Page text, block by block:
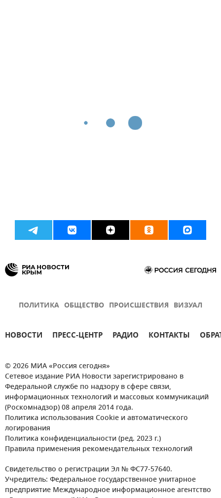
ПОЛИТИКА ОБЩЕСТВО ПРОИСШЕСТВИЯ ВИЗУАЛ
НОВОСТИ ПРЕСС-ЦЕНТР РАДИО КОНТАКТЫ
© 2026 МИА «Россия сегодня»
Сетевое издание РИА Новости зарегистрировано в
Федеральной службе по надзору в сфере связи,
информационных технологий и массовых коммуникаций
(Роскомнадзор) 08 апреля 2014 года.
Политика использования Cookie и автоматического
логирования
Политика конфиденциальности (ред. 2023 г.)
Правила применения рекомендательных технологий
Свидетельство о регистрации Эл № ФС77-57640.
Учредитель: Федеральное государственное унитарное
предприятие Международное информационное агентство